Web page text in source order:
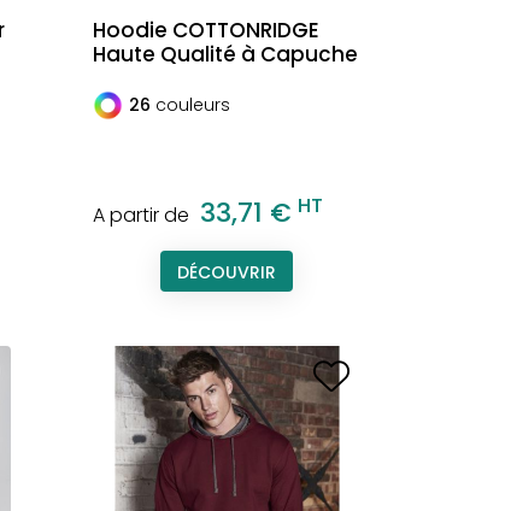
Hoodie COTTONRIDGE
Haute Qualité à Capuche
26 couleurs
A partir de 33,71 € HT
DÉCOUVRIR